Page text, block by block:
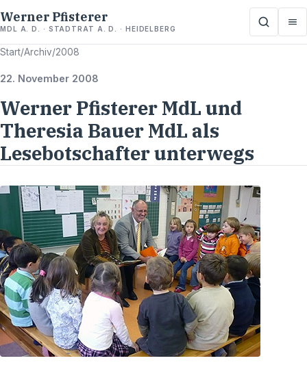
Werner Pfisterer
MDL A. D. · STADTRAT A. D. · HEIDELBERG
Start/Archiv/2008
22. November 2008
Werner Pfisterer MdL und
Theresia Bauer MdL als
Lesebotschafter unterwegs